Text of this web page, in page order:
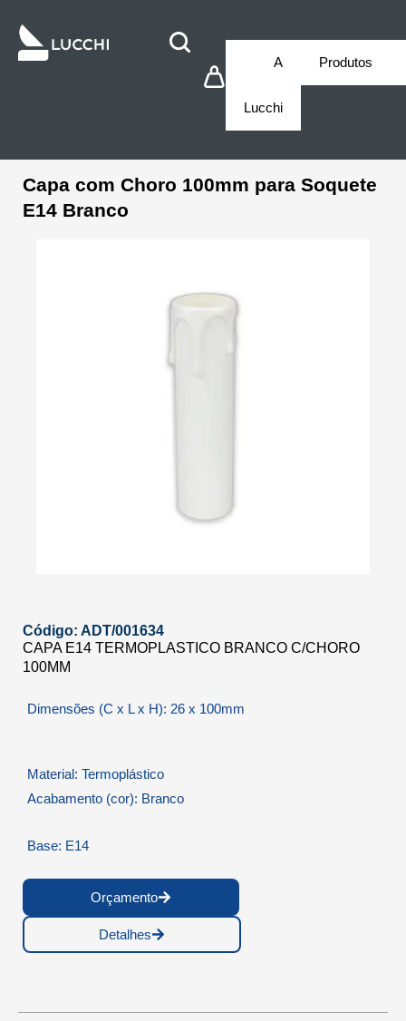
A
Lucchi
Produtos
Capa com Choro 100mm para Soquete
E14 Branco
Código: ADT/001634
CAPA E14 TERMOPLASTICO BRANCO C/CHORO
100MM
Dimensões (C x L x H): 26 x 100mm
Material: Termoplástico
Acabamento (cor): Branco
Base: E14
Orçamento
Detalhes